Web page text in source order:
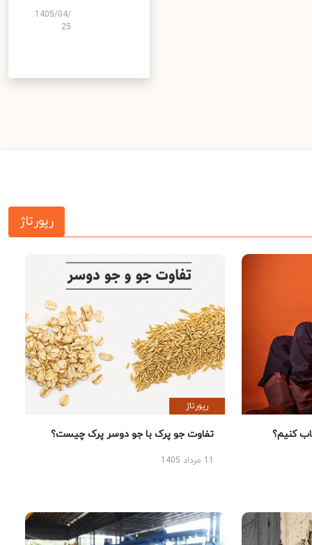
1405/04/
25
رپورتاژ
کنیم؟
رپورتاژ
تفاوت جو پرک با جو دوسر پرک چیست؟